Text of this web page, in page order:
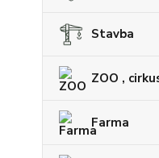
Stavba
ZOO ,
Farma